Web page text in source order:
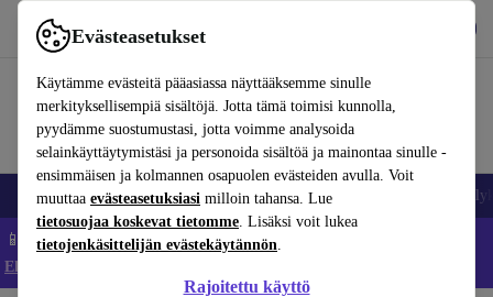
Evästeasetukset
Käytämme evästeitä pääasiassa näyttääksemme sinulle
merkityksellisempiä sisältöjä. Jotta tämä toimisi kunnolla,
pyydämme suostumustasi, jotta voimme analysoida
selainkäyttäytymistäsi ja personoida sisältöä ja mainontaa sinulle -
ensimmäisen ja kolmannen osapuolen evästeiden avulla. Voit
muuttaa evästeasetuksiasi milloin tahansa. Lue
tietosuojaa koskevat tietomme. Lisäksi voit lukea
tietojenkäsittelijän evästekäytännön.
Rajoitettu käyttö
Käytä refurbed-palvelua nopeasti ja helposti
Matkapuhelimet ja älypuhelimet Kannettavat tietokoneet
📱 Säästä 5 % LISÄÄ iPhoneista – Koodi: IPHONEDEAL –
Ehdot ja säännöt